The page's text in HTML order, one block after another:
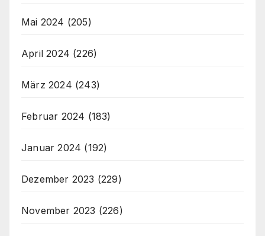
Mai 2024 (205)
April 2024 (226)
März 2024 (243)
Februar 2024 (183)
Januar 2024 (192)
Dezember 2023 (229)
November 2023 (226)